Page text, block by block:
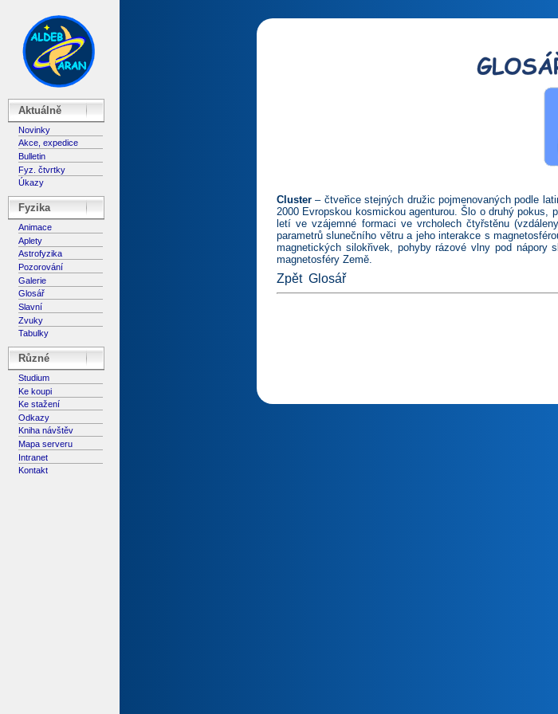
Aktuálně
Novinky
Akce, expedice
Bulletin
Fyz. čtvrtky
Úkazy
Fyzika
Animace
Aplety
Astrofyzika
Pozorování
Galerie
Glosář
Slavní
Zvuky
Tabulky
Různé
Studium
Ke koupi
Ke stažení
Odkazy
Kniha návštěv
Mapa serveru
Intranet
Kontakt
Cluster – čtveřice stejných družic pojmenovaných podle
2000 Evropskou kosmickou agenturou. Šlo o druhý
letí ve vzájemné formaci ve vr­cho­lech čtyřstěnu
parametrů slunečního větru a jeho interakce s
magnetických silokřivek, pohyby rázové vlny pod nápory
magnetosféry Země.
Zpět Glosář